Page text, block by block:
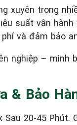
xuyên trong
suất vận
và đảm bảo
nghiệp –
& Bảo
20-45 Phút.